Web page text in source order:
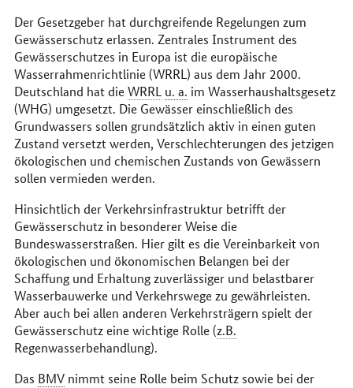
Der Gesetzgeber hat durchgreifende Regelungen zum
Gewässerschutz erlassen. Zentrales Instrument des
Gewässerschutzes in Europa ist die europäische
Wasserrahmenrichtlinie (WRRL) aus dem Jahr 2000.
Deutschland hat die WRRL u. a. im Wasserhaushaltsgesetz
(WHG) umgesetzt. Die Gewässer einschließlich des
Grundwassers sollen grundsätzlich aktiv in einen guten
Zustand versetzt werden, Verschlechterungen des jetzigen
ökologischen und chemischen Zustands von Gewässern
sollen vermieden werden.
Hinsichtlich der Verkehrsinfrastruktur betrifft der
Gewässerschutz in besonderer Weise die
Bundeswasserstraßen. Hier gilt es die Vereinbarkeit von
ökologischen und ökonomischen Belangen bei der
Schaffung und Erhaltung zuverlässiger und belastbarer
Wasserbauwerke und Verkehrswege zu gewährleisten.
Aber auch bei allen anderen Verkehrsträgern spielt der
Gewässerschutz eine wichtige Rolle (z.B.
Regenwasserbehandlung).
Das BMVnimmt seine Rolle beim Schutz sowie bei der